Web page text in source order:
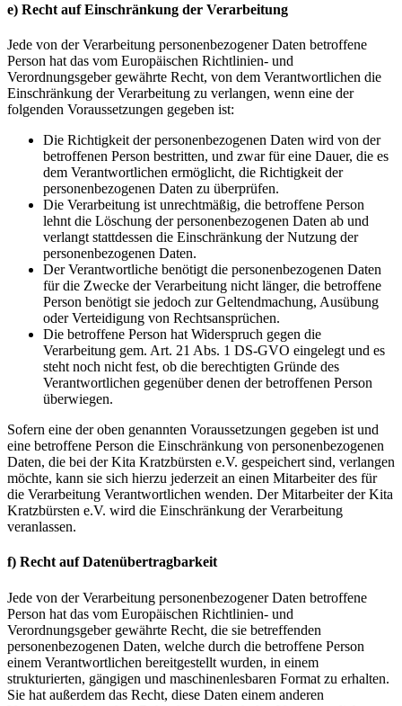
e) Recht auf Einschränkung der Verarbeitung
Jede von der Verarbeitung personenbezogener Daten betroffene
Person hat das vom Europäischen Richtlinien- und
Verordnungsgeber gewährte Recht, von dem Verantwortlichen die
Einschränkung der Verarbeitung zu verlangen, wenn eine der
folgenden Voraussetzungen gegeben ist:
Die Richtigkeit der personenbezogenen Daten wird von der
betroffenen Person bestritten, und zwar für eine Dauer, die es
dem Verantwortlichen ermöglicht, die Richtigkeit der
personenbezogenen Daten zu überprüfen.
Die Verarbeitung ist unrechtmäßig, die betroffene Person
lehnt die Löschung der personenbezogenen Daten ab und
verlangt stattdessen die Einschränkung der Nutzung der
personenbezogenen Daten.
Der Verantwortliche benötigt die personenbezogenen Daten
für die Zwecke der Verarbeitung nicht länger, die betroffene
Person benötigt sie jedoch zur Geltendmachung, Ausübung
oder Verteidigung von Rechtsansprüchen.
Die betroffene Person hat Widerspruch gegen die
Verarbeitung gem. Art. 21 Abs. 1 DS-GVO eingelegt und es
steht noch nicht fest, ob die berechtigten Gründe des
Verantwortlichen gegenüber denen der betroffenen Person
überwiegen.
Sofern eine der oben genannten Voraussetzungen gegeben ist und
eine betroffene Person die Einschränkung von personenbezogenen
Daten, die bei der Kita Kratzbürsten e.V. gespeichert sind, verlangen
möchte, kann sie sich hierzu jederzeit an einen Mitarbeiter des für
die Verarbeitung Verantwortlichen wenden. Der Mitarbeiter der Kita
Kratzbürsten e.V. wird die Einschränkung der Verarbeitung
veranlassen.
f) Recht auf Datenübertragbarkeit
Jede von der Verarbeitung personenbezogener Daten betroffene
Person hat das vom Europäischen Richtlinien- und
Verordnungsgeber gewährte Recht, die sie betreffenden
personenbezogenen Daten, welche durch die betroffene Person
einem Verantwortlichen bereitgestellt wurden, in einem
strukturierten, gängigen und maschinenlesbaren Format zu erhalten.
Sie hat außerdem das Recht, diese Daten einem anderen